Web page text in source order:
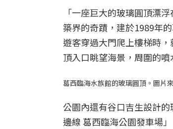
「一座巨大的玻璃圓頂漂
築界的奇蹟，建於1989年
遊客穿過大門爬上樓梯時
頂入口眺望海景，周圍的
葛西臨海水族館的玻璃圓頂。圖片
公園內還有谷口吉生設計
邊線 葛西臨海公園發車場